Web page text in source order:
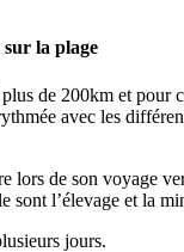
sur la plage
de 200km et
avec les
de son voyage
l’élevage et la
jours.